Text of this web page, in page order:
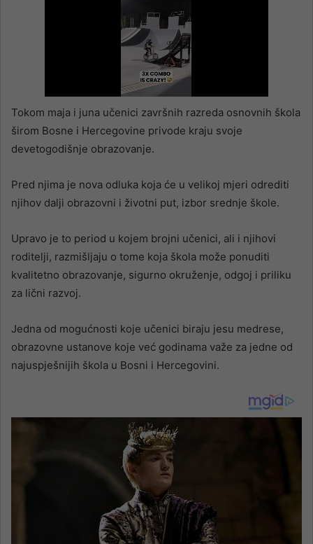
Tokom maja i juna učenici završnih razreda osnovnih škola
širom Bosne i Hercegovine privode kraju svoje
devetogodišnje obrazovanje.
Pred njima je nova odluka koja će u velikoj mjeri odrediti
njihov dalji obrazovni i životni put, izbor srednje škole.
Upravo je to period u kojem brojni učenici, ali i njihovi
roditelji, razmišljaju o tome koja škola može ponuditi
kvalitetno obrazovanje, sigurno okruženje, odgoj i priliku
za lični razvoj.
Jedna od mogućnosti koje učenici biraju jesu medrese,
obrazovne ustanove koje već godinama važe za jedne od
najuspješnijih škola u Bosni i Hercegovini.